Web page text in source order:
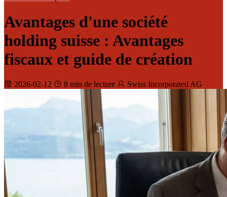
Avantages d'une société
holding suisse : Avantages
fiscaux et guide de création
2026-02-12 8 min de lecture Swiss Incorporated AG